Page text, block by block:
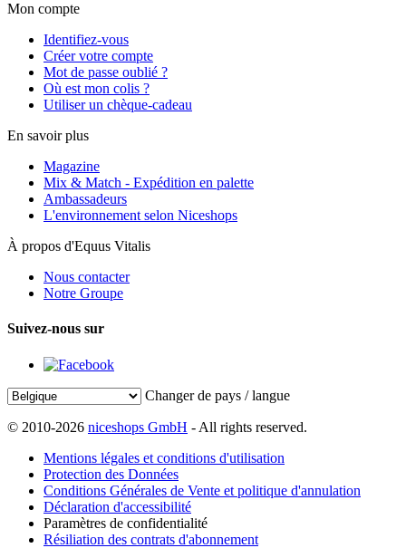
Mon compte
Identifiez-vous
Créer votre compte
Mot de passe oublié ?
Où est mon colis ?
Utiliser un chèque-cadeau
En savoir plus
Magazine
Mix & Match - Expédition en palette
Ambassadeurs
L'environnement selon Niceshops
À propos d'Equus Vitalis
Nous contacter
Notre Groupe
Suivez-nous sur
Changer de pays / langue
© 2010-2026 niceshops GmbH - All rights reserved.
Mentions légales et conditions d'utilisation
Protection des Données
Conditions Générales de Vente et politique d'annulation
Déclaration d'accessibilité
Paramètres de confidentialité
Résiliation des contrats d'abonnement